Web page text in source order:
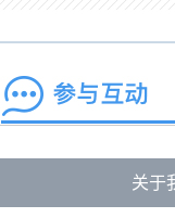
关于